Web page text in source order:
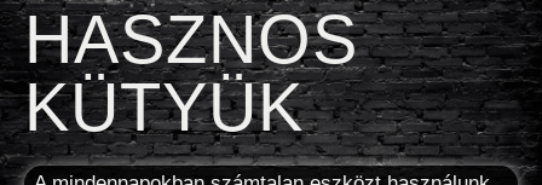
HASZNOS
KÜTYÜK